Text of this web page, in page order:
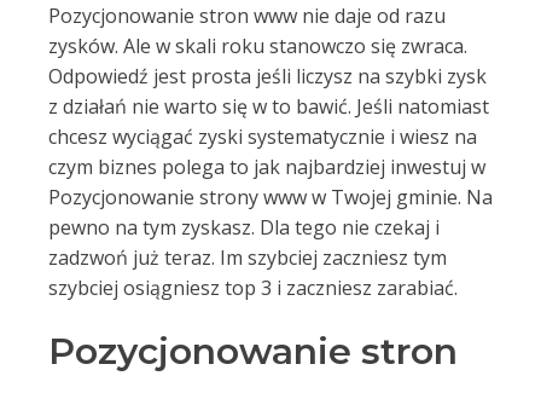
Pozycjonowanie stron www nie daje od razu
zysków. Ale w skali roku stanowczo się zwraca.
Odpowiedź jest prosta jeśli liczysz na szybki zysk
z działań nie warto się w to bawić. Jeśli natomiast
chcesz wyciągać zyski systematycznie i wiesz na
czym biznes polega to jak najbardziej inwestuj w
Pozycjonowanie strony www w Twojej gminie. Na
pewno na tym zyskasz. Dla tego nie czekaj i
zadzwoń już teraz. Im szybciej zaczniesz tym
szybciej osiągniesz top 3 i zaczniesz zarabiać.
Pozycjonowanie stron